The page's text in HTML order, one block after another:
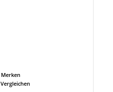
Merken
Vergleichen